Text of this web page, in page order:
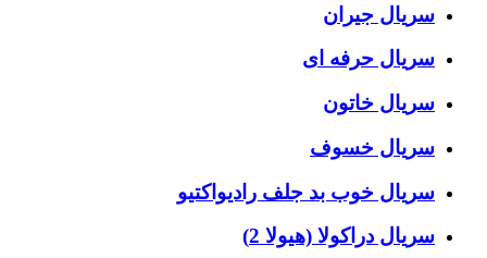
سریال جیران
سریال حرفه ای
سریال خاتون
سریال خسوف
سریال خوب بد جلف رادیواکتیو
سریال دراکولا (هیولا 2)